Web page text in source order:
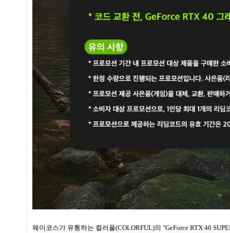
웨이코스가 유통하는 컬러풀(COLORFUL)의 "GeForce RTX 40